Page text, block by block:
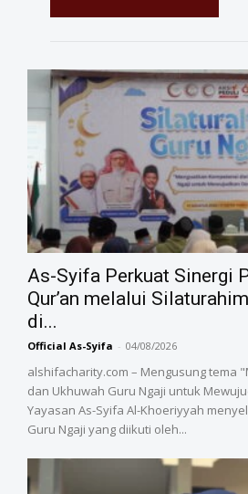
As-Syifa Perkuat Sinergi
Qur’an melalui
di...
Official As-Syifa - 04/08/2026
alshifacharity.com – Mengusung tema
dan Ukhuwah Guru Ngaji untuk
Yayasan As-Syifa Al-Khoeriyyah
Guru Ngaji yang diikuti oleh...